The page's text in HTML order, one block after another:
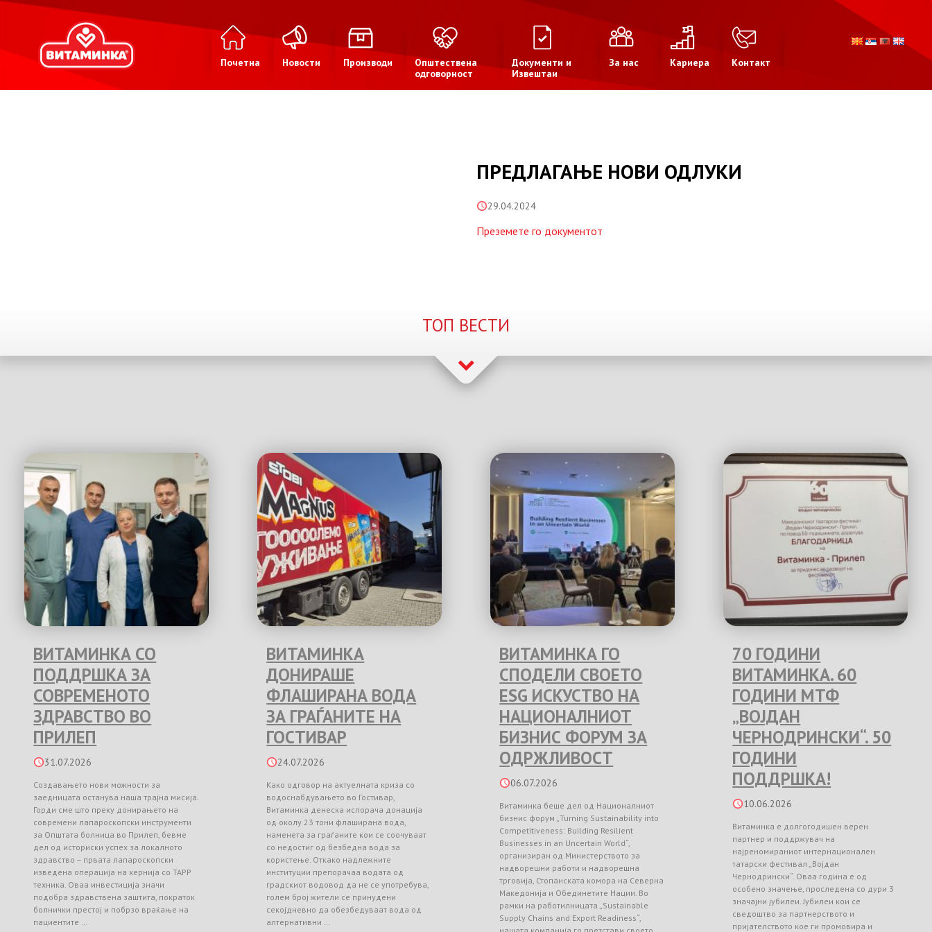
Почетна Новости Производи
Општествена
одговорност
Документи и
Извештаи
За нас Кариера Контакт
ПРЕДЛАГАЊЕ НОВИ ОДЛУКИ
29.04.2024
Преземете го документот
ТОП ВЕСТИ
ВИТАМИНКА СО
ПОДДРШКА ЗА
СОВРЕМЕНОТО
ЗДРАВСТВО ВО
ПРИЛЕП
31.07.2026
Создавањето нови можности за
заедницата останува наша трајна мисија.
Горди сме што преку донирањето на
современи лапароскопски инструменти
за Општата болница во Прилеп, бевме
дел од историски успех за локалното
здравство – првата лапароскопски
изведена операција на хернија со TAPP
техника. Оваа инвестиција значи
подобра здравствена заштита, пократок
болнички престој и побрзо враќање на
пациентите …
ВИТАМИНКА
ДОНИРАШЕ
ФЛАШИРАНА ВОДА
ЗА ГРАЃАНИТЕ НА
ГОСТИВАР
24.07.2026
Како одговор на актуелната криза со
водоснабдувањето во Гостивар,
Витаминка денеска испорача донација
од околу 23 тони флаширана вода,
наменета за граѓаните кои се соочуваат
со недостиг од безбедна вода за
користење. Откако надлежните
институции препорачаа водата од
градскиот водовод да не се употребува,
голем број жители се принудени
секојдневно да обезбедуваат вода од
алтернативни …
ВИТАМИНКА ГО
СПОДЕЛИ СВОЕТО
ESG ИСКУСТВО НА
НАЦИОНАЛНИОТ
БИЗНИС ФОРУМ ЗА
ОДРЖЛИВОСТ
06.07.2026
Витаминка беше дел од Националниот
бизнис форум „Turning Sustainability into
Competitiveness: Building Resilient
Businesses in an Uncertain World“,
организиран од Министерството за
надворешни работи и надворешна
трговија, Стопанската комора на Северна
Македонија и Обединетите Нации. Во
рамки на работилницата „Sustainable
Supply Chains and Export Readiness“,
70 ГОДИНИ
ВИТАМИНКА. 60
ГОДИНИ МТФ
„ВОЈДАН
ЧЕРНОДРИНСКИ“. 50
ГОДИНИ
ПОДДРШКА!
10.06.2026
Витаминка е долгогодишен верен
партнер и поддржувач на
најреномираниот интернационален
татарски фестивал „Војдан
Чернодрински“. Оваа година е од
особено значење, проследена со дури 3
значајни јубилеи. Јубилеи кои се
сведоштво за партнерството и
пријателството кое ги промовира и